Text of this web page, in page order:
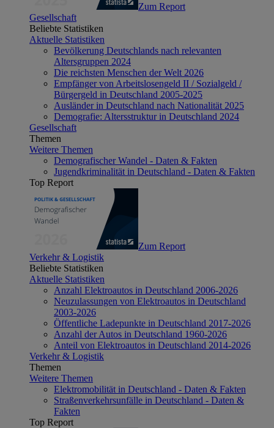
Zum Report
Gesellschaft
Beliebte Statistiken
Aktuelle Statistiken
Bevölkerung Deutschlands nach relevanten
Altersgruppen 2024
Die reichsten Menschen der Welt 2026
Empfänger von Arbeitslosengeld II / Sozialgeld /
Bürgergeld in Deutschland 2005-2025
Ausländer in Deutschland nach Nationalität 2025
Demografie: Altersstruktur in Deutschland 2024
Gesellschaft
Themen
Weitere Themen
Demografischer Wandel - Daten & Fakten
Jugendkriminalität in Deutschland - Daten & Fakten
Top Report
Zum Report
Verkehr & Logistik
Beliebte Statistiken
Aktuelle Statistiken
Anzahl Elektroautos in Deutschland 2006-2026
Neuzulassungen von Elektroautos in Deutschland
2003-2026
Öffentliche Ladepunkte in Deutschland 2017-2026
Anzahl der Autos in Deutschland 1960-2026
Anteil von Elektroautos in Deutschland 2014-2026
Verkehr & Logistik
Themen
Weitere Themen
Elektromobilität in Deutschland - Daten & Fakten
Straßenverkehrsunfälle in Deutschland - Daten &
Fakten
Top Report